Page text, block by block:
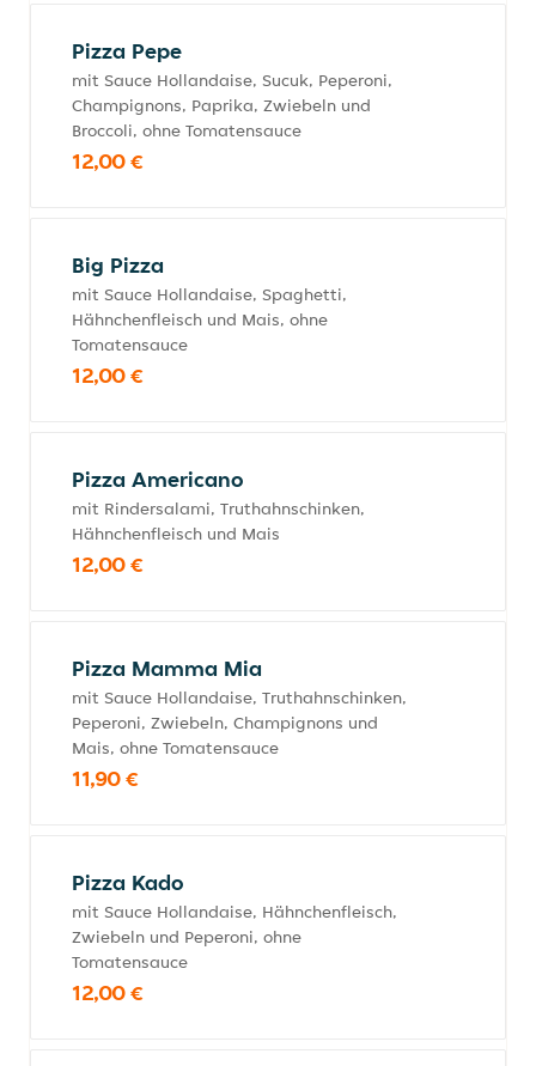
Pizza Pepe
mit Sauce Hollandaise, Sucuk, Peperoni,
Champignons, Paprika, Zwiebeln und
Broccoli, ohne Tomatensauce
12,00 €
Big Pizza
mit Sauce Hollandaise, Spaghetti,
Hähnchenfleisch und Mais, ohne
Tomatensauce
12,00 €
Pizza Americano
mit Rindersalami, Truthahnschinken,
Hähnchenfleisch und Mais
12,00 €
Pizza Mamma Mia
mit Sauce Hollandaise, Truthahnschinken,
Peperoni, Zwiebeln, Champignons und
Mais, ohne Tomatensauce
11,90 €
Pizza Kado
mit Sauce Hollandaise, Hähnchenfleisch,
Zwiebeln und Peperoni, ohne
Tomatensauce
12,00 €